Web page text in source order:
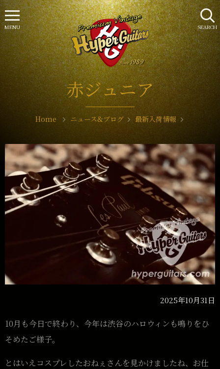
赤ジュニア
Home ニュース&ブログ 最新入荷情報
2025年10月31日
10月も今日で終わり、今年は渋谷のハロウィンも鳴りをひ
そめたご様子。
とはいえコスプレしたおねぇさんを見かけましたね、お仕
SEARCH
MENU